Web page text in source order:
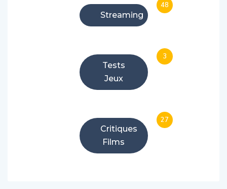
Streaming
48
Tests
Jeux
3
Critiques
Films
27